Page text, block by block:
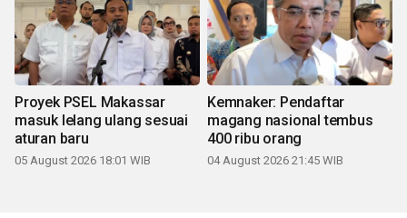
Proyek PSEL Makassar
masuk lelang ulang sesuai
aturan baru
05 August 2026 18:01 WIB
Kemnaker: Pendaftar
magang nasional tembus
400 ribu orang
04 August 2026 21:45 WIB